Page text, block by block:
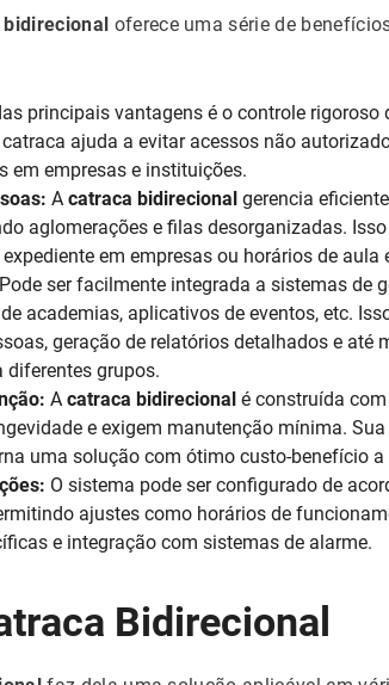
oferece uma série de
principais vantagens é o controle
ajuda a evitar acessos não
em empresas e instituições.
A catraca bidirecionalgerencia
aglomerações e filas desorganizadas.
em empresas ou horários de aula
Pode ser facilmente integrada a sistemas de
academias, aplicativos de eventos, etc.
geração de relatórios detalhados e até
diferentes grupos.
A catraca bidirecionalé construída com
e exigem manutenção mínima.
uma solução com ótimo custo-benefício
O sistema pode ser configurado de
ajustes como horários de
e integração com sistemas de alarme.
Bidirecional